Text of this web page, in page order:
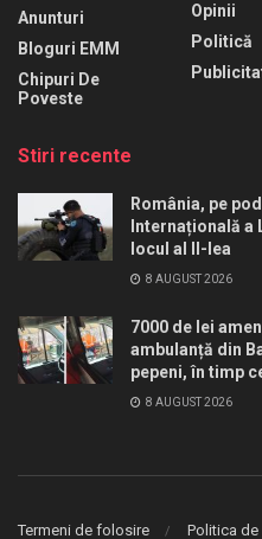
Anunturi
Bloguri EMM
Chipuri De
Poveste
Opinii
Politică
Stiri recente
România, pe
Internațională a
locul al II-lea
8 AUGUST 2026
7000 de lei
ambulanță din
pepeni, în timp
8 AUGUST 2026
Termeni de folosire Politica